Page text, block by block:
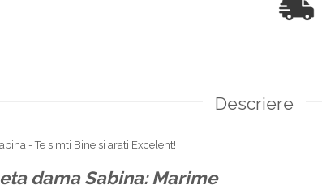
Descriere
- Te simti Bine si arati Excelent!
dama Sabina: Marime